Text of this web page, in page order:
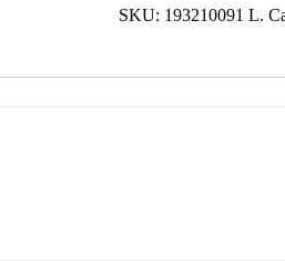
SKU: 193210091 L.